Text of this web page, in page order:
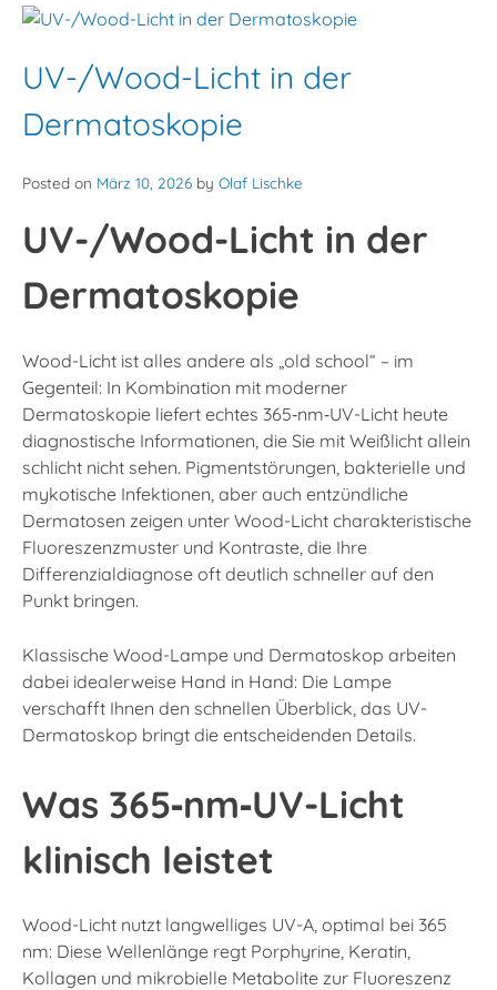
UV-/Wood-Licht in der
Dermatoskopie
Posted on März 10, 2026 by Olaf Lischke
UV-/Wood-Licht in der
Dermatoskopie
Wood-Licht ist alles andere als „old school“ – im
Gegenteil: In Kombination mit moderner
Dermatoskopie liefert echtes 365‑nm‑UV-Licht heute
diagnostische Informationen, die Sie mit Weißlicht allein
schlicht nicht sehen. Pigmentstörungen, bakterielle und
mykotische Infektionen, aber auch entzündliche
Dermatosen zeigen unter Wood-Licht charakteristische
Fluoreszenzmuster und Kontraste, die Ihre
Differenzialdiagnose oft deutlich schneller auf den
Punkt bringen.
Klassische Wood-Lampe und Dermatoskop arbeiten
dabei idealerweise Hand in Hand: Die Lampe
verschafft Ihnen den schnellen Überblick, das UV-
Dermatoskop bringt die entscheidenden Details.
Was 365‑nm‑UV-Licht
klinisch leistet
Wood-Licht nutzt langwelliges UV-A, optimal bei 365
nm: Diese Wellenlänge regt Porphyrine, Keratin,
Kollagen und mikrobielle Metabolite zur Fluoreszenz